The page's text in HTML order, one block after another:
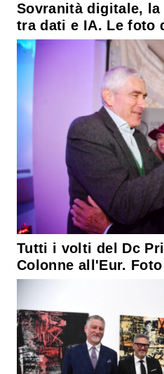
Sovranità digitale,
tra dati e IA. Le foto
Tutti i volti del Dc
Colonne all'Eur.